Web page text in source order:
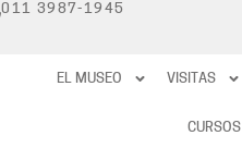
011 3987-1945
EL MUSEO VISITAS
CURSOS